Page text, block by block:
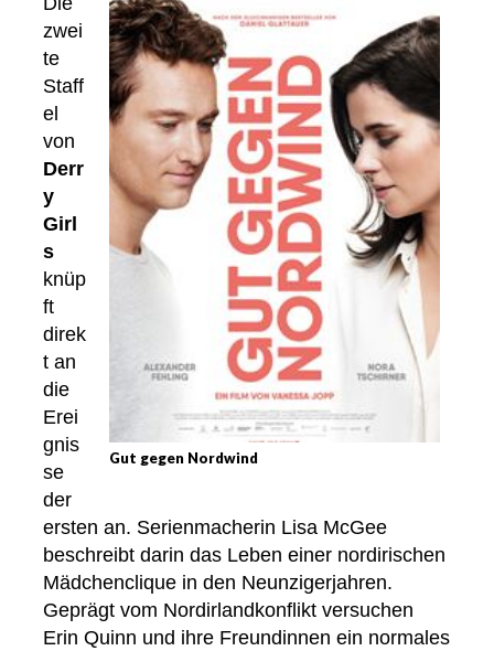
Gut gegen Nordwind
zwei
te
Staff
el
von
Derr
y
Girl
s
knüp
ft
direk
t an
die
Erei
gnis
se
der
ersten an. Serienmacherin Lisa McGee
beschreibt darin das Leben einer nordirischen
Mädchenclique in den Neunzigerjahren.
Geprägt vom Nordirlandkonflikt versuchen
Erin Quinn und ihre Freundinnen ein normales